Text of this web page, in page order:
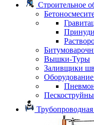
Строительное
Вышки-Туры
Заливщики
Оборудование
Трубопроводная